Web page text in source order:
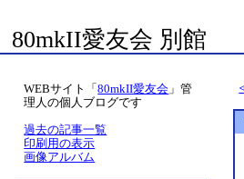
80mkII愛友会 別館
WEBサイト「80mkII愛友会 」管
理人の個人ブログです
過去の記事一覧
印刷用の表示
画像アルバム